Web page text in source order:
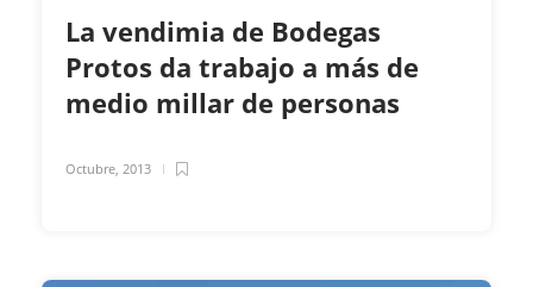
La vendimia de Bodegas
Protos da trabajo a más de
medio millar de personas
Octubre, 2013